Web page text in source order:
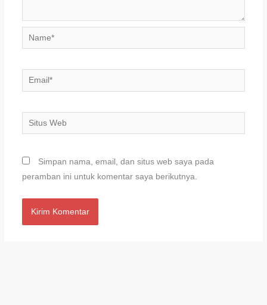
Name*
Email*
Situs
Web
Simpan nama, email, dan situs web saya pada
peramban ini untuk komentar saya berikutnya.